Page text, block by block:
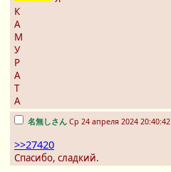
К
А
М
У
Р
А
Т
А
名無しさん Ср 24 апреля 2024 20:40:42
>>27420
Спасибо, сладкий.